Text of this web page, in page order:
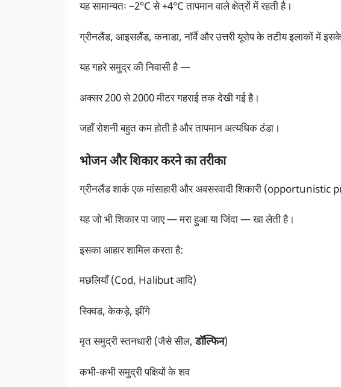
यह सामान्यतः −2°C से +4°C तापमान वाले क्षेत्रों में रहती है।
ग्रीनलैंड, आइसलैंड, कनाडा, नॉर्वे और उत्तरी यूरोप के तटीय इलाकों में इसके
यह गहरे समुद्र की निवासी है —
अक्सर 200 से 2000 मीटर गहराई तक देखी गई है।
जहाँ रोशनी बहुत कम होती है और तापमान अत्यधिक ठंडा।
भोजन और शिकार करने का तरीका
ग्रीनलैंड शार्क एक मांसाहारी और अवसरवादी शिकारी
यह जो भी शिकार पा जाए — मरा हुआ या जिंदा — खा लेती है।
इसका आहार शामिल करता है:
मछलियाँ (Cod, Halibut आदि)
स्क्विड, केकड़े, झींगे
मृत समुद्री स्तनधारी (जैसे सील, डॉल्फिन)
कभी-कभी समुद्री पक्षियों के शव